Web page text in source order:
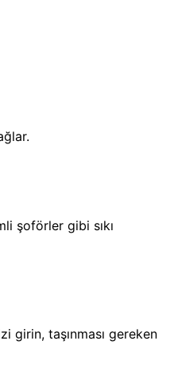
şoförler gibi sıkı
girin, taşınması gereken